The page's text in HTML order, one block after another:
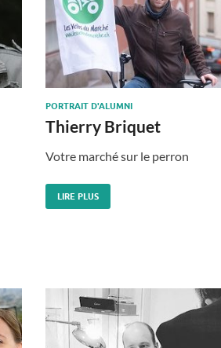
PORTRAIT D'ALUMNI
Thierry Briquet
Votre marché sur le perron
LIRE PLUS